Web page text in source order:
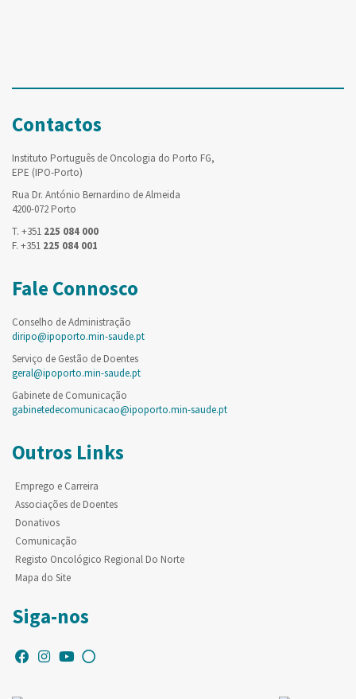
Contactos
Instituto Português de Oncologia do Porto FG,
EPE (IPO-Porto)
Rua Dr. António Bernardino de Almeida
4200-072 Porto
T. +351 225 084 000
F. +351 225 084 001
Fale Connosco
Conselho de Administração
diripo@ipoporto.min-saude.pt
Serviço de Gestão de Doentes
geral@ipoporto.min-saude.pt
Gabinete de Comunicação
gabinetedecomunicacao@ipoporto.min-saude.pt
Outros Links
Emprego e Carreira
Associações de Doentes
Donativos
Comunicação
Registo Oncológico Regional Do Norte
Mapa do Site
Siga-nos